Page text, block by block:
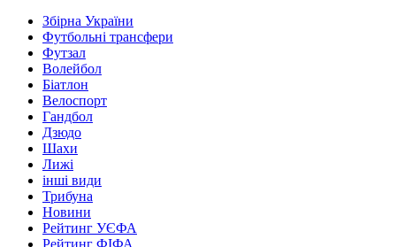
Збірна України
Футбольні трансфери
Футзал
Волейбол
Біатлон
Велоспорт
Гандбол
Дзюдо
Шахи
Лижі
інші види
Трибуна
Новини
Рейтинг УЄФА